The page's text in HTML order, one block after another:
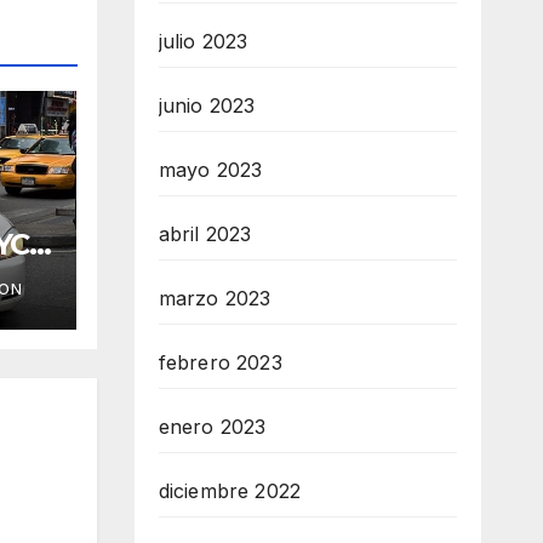
julio 2023
junio 2023
mayo 2023
abril 2023
marzo 2023
febrero 2023
enero 2023
diciembre 2022